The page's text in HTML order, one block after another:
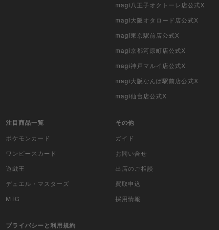
カードファイト!! ヴァンガード
WIXOSS
WCCF
ムシキング
magi八王子オクトーレ店公式X
magi大阪オタロード店公式X
magi東京駅前店公式X
magi京都河原町店公式X
magi神戸マルイ店公式X
magi大阪なんば駅前店公式X
magi仙台店公式X
注目商品一覧
ポケモンカード
ワンピースカード
遊戯王
デュエル・マスターズ
MTG
その他
ガイド
お問い合せ
出店のご相談
買取申込
採用情報
プライバシーと利用規約